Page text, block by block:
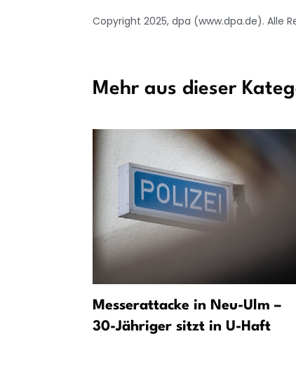
Copyright 2025, dpa (www.dpa.de). Alle
Mehr aus dieser
Messerattacke in Neu-Ulm –
30-Jähriger sitzt in U-Haft